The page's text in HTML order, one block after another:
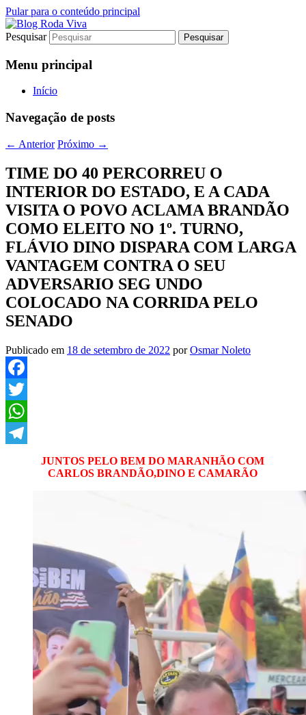
Pular para o conteúdo principal
Blog Roda Viva
Jornalismo sério comprometido com a
verdade
Pesquisar
Menu principal
Início
Navegação de posts
← Anterior Próximo →
TIME DO 40 PERCORREU O
INTERIOR DO ESTADO, E A CADA
VISITA O POVO ACLAMA BRANDÃO
COMO ELEITO NO 1º. TURNO,
FLÁVIO DINO DISPARA COM LARGA
VANTAGEM CONTRA O SEU
ADVERSARIO SEG UNDO
COLOCADO NA CORRIDA PELO
SENADO
Publicado em 18 de setembro de 2022 porOsmar Noleto
Facebook
Twitter
WhatsApp
Telegram
JUNTOS PELO BEM DO MARANHÃO COM
CARLOS BRANDÃO,DINO E CAMARÃO